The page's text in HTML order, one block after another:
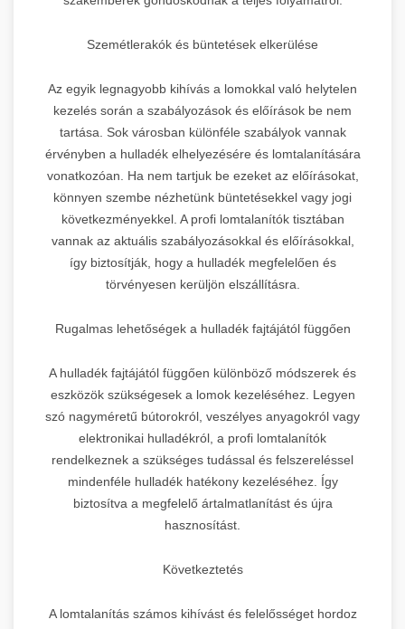
Szemétlerakók és büntetések elkerülése
Az egyik legnagyobb kihívás a lomokkal való helytelen
kezelés során a szabályozások és előírások be nem
tartása. Sok városban különféle szabályok vannak
érvényben a hulladék elhelyezésére és lomtalanítására
vonatkozóan. Ha nem tartjuk be ezeket az előírásokat,
könnyen szembe nézhetünk büntetésekkel vagy jogi
következményekkel. A profi lomtalanítók tisztában
vannak az aktuális szabályozásokkal és előírásokkal,
így biztosítják, hogy a hulladék megfelelően és
törvényesen kerüljön elszállításra.
Rugalmas lehetőségek a hulladék fajtájától függően
A hulladék fajtájától függően különböző módszerek és
eszközök szükségesek a lomok kezeléséhez. Legyen
szó nagyméretű bútorokról, veszélyes anyagokról vagy
elektronikai hulladékról, a profi lomtalanítók
rendelkeznek a szükséges tudással és felszereléssel
mindenféle hulladék hatékony kezeléséhez. Így
biztosítva a megfelelő ártalmatlanítást és újra
hasznosítást.
Következtetés
A lomtalanítás számos kihívást és felelősséget hordoz